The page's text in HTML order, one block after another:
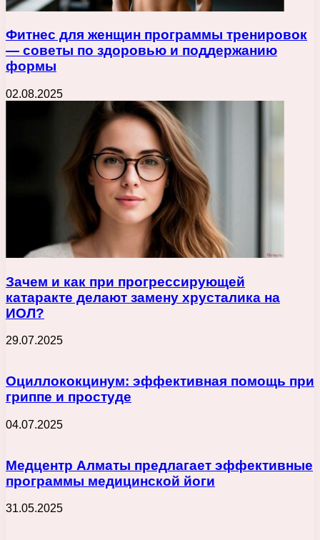
Фитнес для женщин программы тренировок
— советы по здоровью и поддержанию
формы
02.08.2025
Зачем и как при прогрессирующей
катаракте делают замену хрусталика на
ИОЛ?
29.07.2025
Оциллококцинум: эффективная помощь при
гриппе и простуде
04.07.2025
Медцентр Алматы предлагает эффективные
программы медицинской йоги
31.05.2025